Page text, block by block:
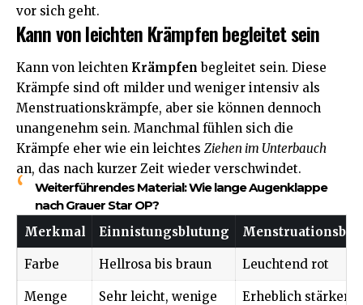
vor sich geht.
Kann von leichten Krämpfen begleitet sein
Kann von leichten Krämpfen begleitet sein. Diese
Krämpfe sind oft milder und weniger intensiv als
Menstruationskrämpfe, aber sie können dennoch
unangenehm sein. Manchmal fühlen sich die
Krämpfe eher wie ein leichtes Ziehen im Unterbauch
an, das nach kurzer Zeit wieder verschwindet.
Weiterführendes Material:Wie lange Augenklappe
nach Grauer Star OP?
Merkmal
Einnistungsblutung
Farbe Hellrosa bis braun Leuchtend rot
Menge
Sehr leicht, wenige
Erheblich stärker